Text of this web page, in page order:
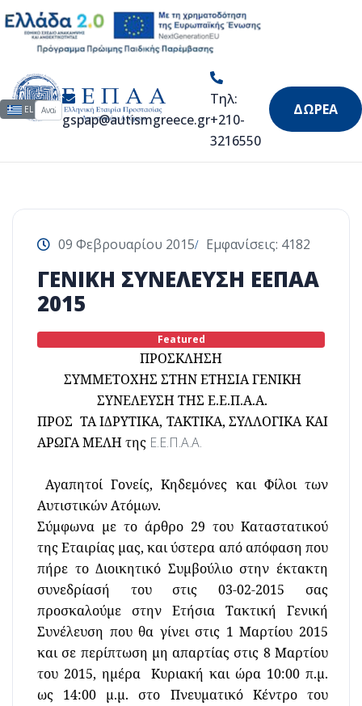
Επιλέξτε τη γλώσσα σας
EL Αναζήτηση...
gspap@autismgreece.gr
Τηλ:
+210-
3216550
ΔΩΡΕΑ
Featured
ΓΕΝΙΚΗ ΣΥΝΕΛΕΥΣΗ ΕΕΠΑΑ
2015
09 Φεβρουαρίου 2015 Εμφανίσεις: 4182
ΠΡΟΣΚΛΗΣΗ
ΣΥΜΜΕΤΟΧΗΣ ΣΤΗΝ ΕΤΗΣΙΑ ΓΕΝΙΚΗ
ΣΥΝΕΛΕΥΣΗ ΤΗΣ Ε.Ε.Π.Α.Α.
ΠΡΟΣ ΤΑ ΙΔΡΥΤΙΚΑ, ΤΑΚΤΙΚΑ, ΣΥΛΛΟΓΙΚΑ ΚΑΙ
ΑΡΩΓΑ ΜΕΛΗ της Ε.Ε.Π.Α.Α.
Αγαπητοί Γονείς, Κηδεμόνες και Φίλοι των
Αυτιστικών Ατόμων.
Σύμφωνα με το άρθρο 29 του Καταστατικού
της Εταιρίας μας, και ύστερα από απόφαση που
πήρε το Διοικητικό Συμβούλιο στην έκτακτη
συνεδρίασή του στις 03-02-2015 σας
προσκαλούμε στην Ετήσια Τακτική Γενική
Συνέλευση που θα γίνει στις 1 Μαρτίου 2015
και σε περίπτωση μη απαρτίας στις 8 Μαρτίου
του 2015, ημέρα Κυριακή και ώρα 10:00 π.μ.
ως 14:00 μ.μ. στο Πνευματικό Κέντρο του